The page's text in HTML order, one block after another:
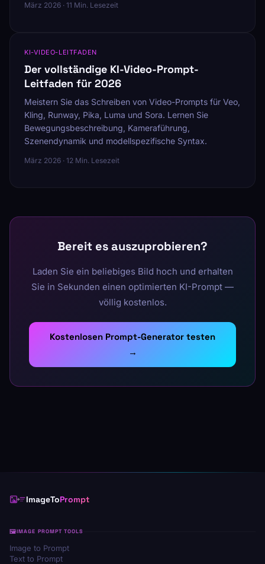
März 2026 · 11 Min. Lesezeit
KI-VIDEO-LEITFADEN
Der vollständige KI-Video-Prompt-
Leitfaden für 2026
Meistern Sie das Schreiben von Video-Prompts für Veo,
Kling, Runway, Pika, Luma und Sora. Lernen Sie
Bewegungsbeschreibung, Kameraführung,
Szenendynamik und modellspezifische Syntax.
März 2026 · 12 Min. Lesezeit
Bereit es auszuprobieren?
Laden Sie ein beliebiges Bild hoch und erhalten
Sie in Sekunden einen optimierten KI-Prompt —
völlig kostenlos.
Kostenlosen Prompt-Generator testen
→
ImageToPrompt
IMAGE PROMPT TOOLS
Image to Prompt
Text to Prompt